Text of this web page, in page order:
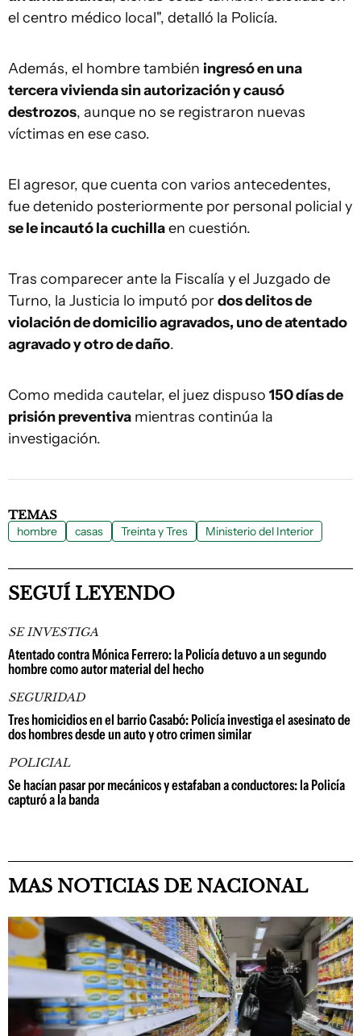
el centro médico local", detalló la Policía.
Además, el hombre también ingresó en una
tercera vivienda sin autorización y causó
destrozos, aunque no se registraron nuevas
víctimas en ese caso.
El agresor, que cuenta con varios antecedentes,
fue detenido posteriormente por personal policial y
se le incautó lacuchillaen cuestión.
Tras comparecer ante la Fiscalía y el Juzgado de
Turno, la Justicia lo imputó pordos delitos de
violación de domicilio agravados, uno de atentado
agravado y otro de daño.
Como medida cautelar, el juez dispuso 150 días de
prisión preventiva mientras continúa la
investigación.
TEMAS
hombre casas Treinta y Tres Ministerio del Interior
SEGUÍ LEYENDO
SE INVESTIGA
Atentado contra Mónica Ferrero: la Policía detuvo a un segundo
hombre como autor material del hecho
SEGURIDAD
Tres homicidios en el barrio Casabó: Policía investiga el asesinato de
dos hombres desde un auto y otro crimen similar
POLICIAL
Se hacían pasar por mecánicos y estafaban a conductores: la Policía
capturó a la banda
MAS NOTICIAS DE NACIONAL